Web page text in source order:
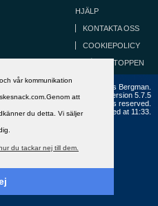
vår kommunikation
att
du detta. Vi säljer
du tackar nej till dem.
HJÄLP
KONTAKTA OSS
COOKIEPOLICY
GÅ TILL TOPPEN
Grundad 2002 av Anders Bergman.
Powered byvBulletin®
Version 5.7.5
Sub I, LLC dba vBulletin. All rights reserved.
GMT+1. This page was generated at 11:33.